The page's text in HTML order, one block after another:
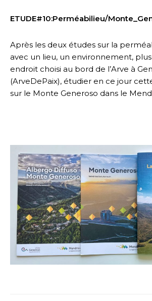
ETUDE#10:Perméabilieu/
Après les deux études sur la
avec un lieu, un environnement,
endroit choisi au bord de l’Arve à
(ArveDePaix), étudier en ce jour
sur le Monte Generoso dans le